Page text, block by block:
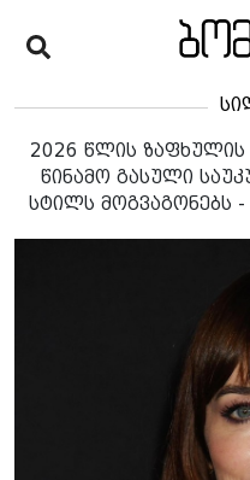
2026 წლის
წინამო გასული
სტილს მოგვაგონებს -